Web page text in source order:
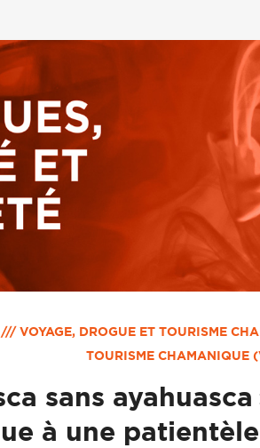
VOYAGE, DROGUE ET TOURISME
TOURISME CHAMANIQUE
sans
à une